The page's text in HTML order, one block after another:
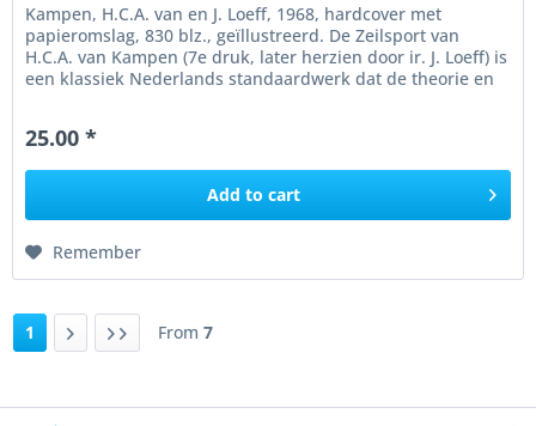
Kampen, H.C.A. van en J. Loeff, 1968, hardcover met
papieromslag, 830 blz., geïllustreerd. De Zeilsport van
H.C.A. van Kampen (7e druk, later herzien door ir. J. Loeff) is
een klassiek Nederlands standaardwerk dat de theorie en
25.00 *
Add to cart
Remember
1 From 7